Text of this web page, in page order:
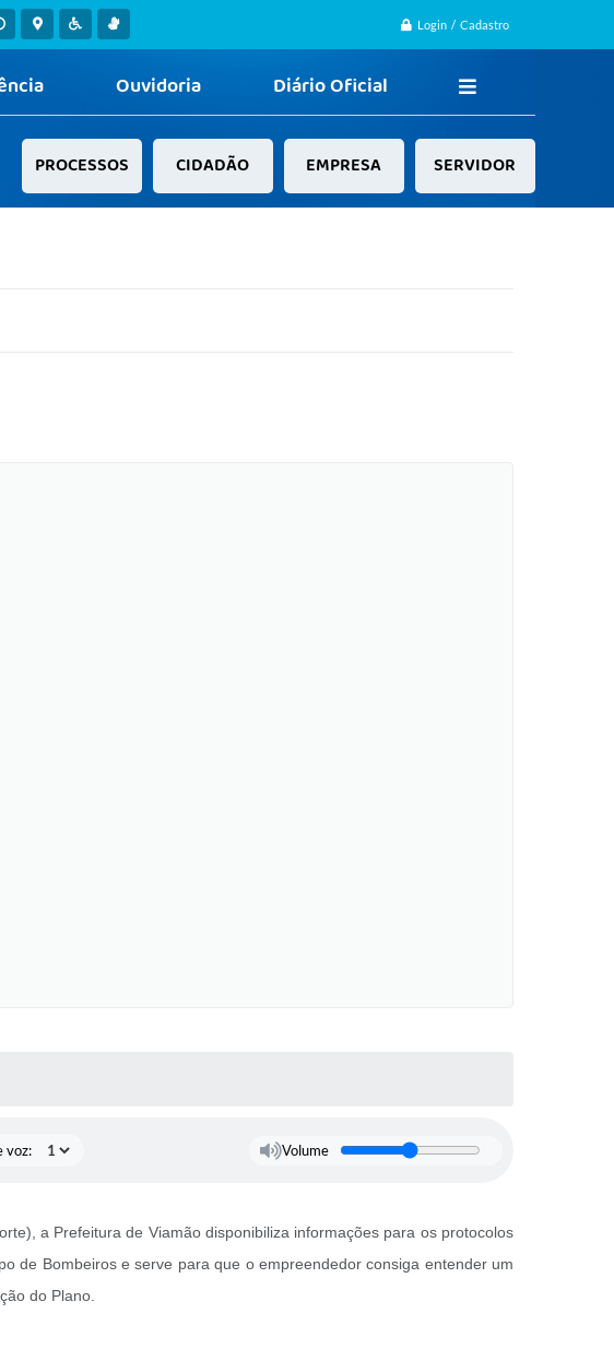
Login / Cadastro
Ouvidoria Diário Oficial
PROCESSOS CIDADÃO EMPRESA SERVIDOR
voz: Volume
a Prefeitura de Viamão disponibiliza informações para os protocolos
de Bombeiros e serve para que o empreendedor consiga entender um
do Plano.